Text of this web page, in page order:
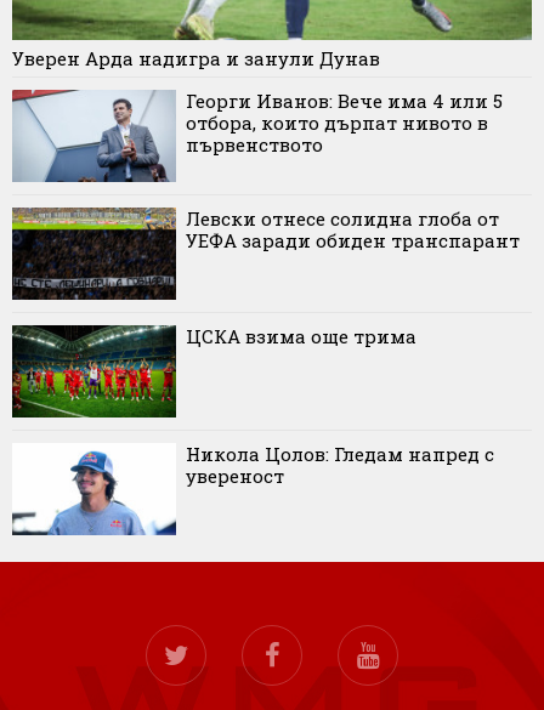
Уверен Арда надигра и занули Дунав
Георги Иванов: Вече има 4 или 5
отбора, които дърпат нивото в
първенството
Левски отнесе солидна глоба от
УЕФА заради обиден транспарант
ЦСКА взима още трима
Никола Цолов: Гледам напред с
увереност